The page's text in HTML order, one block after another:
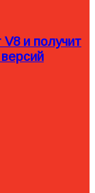
и получит